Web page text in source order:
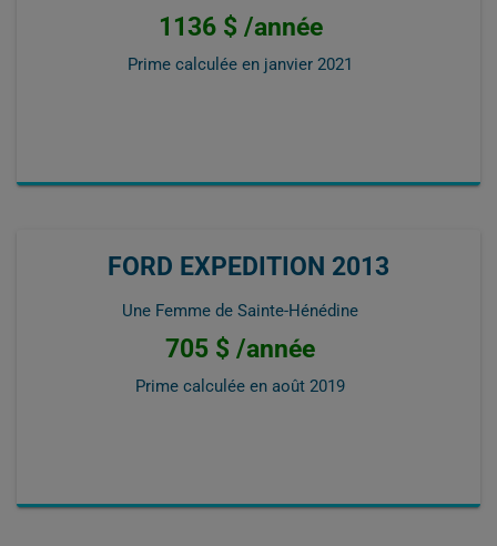
1136 $ /année
Prime calculée en janvier 2021
FORD EXPEDITION 2013
Une Femme de Sainte-Hénédine
705 $ /année
Prime calculée en août 2019